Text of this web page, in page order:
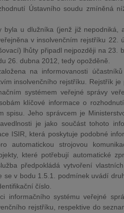
Ústavního soudu zmíněná
u dlužníka (jenž již nepodniká,
v insolvenčním rejstříku 22.
lhůty připadl nejpozději na 23.
26. dubna 2012, tedy opožděně.
na informovanosti
insolvenčního rejstříku. Rejstřík je
systémem veřejné správy
klíčové informace o
spisu. Jeho správcem je
je jako součást tohoto
ISIR, která poskytuje podobné
automatickou strojovou
které potřebují automatické
předpokládá vytvoření
se v bodu 1.5.1. podmínek uvádí
číslo.
informačního systému veřejné
rejstříku, respektive do